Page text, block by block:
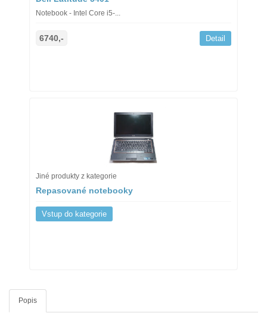
Notebook - Intel Core i5-...
6740,- Detail
Jiné produkty z kategorie
Repasované notebooky
Vstup do kategorie
Popis